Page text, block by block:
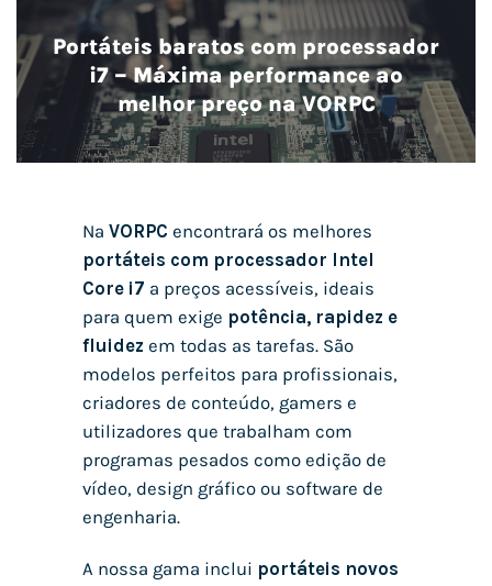
Portáteis baratos com processador
i7 – Máxima performance ao
melhor preço na VORPC
Na VORPC encontrará os melhores
portáteis com processador Intel
Core i7 a preços acessíveis, ideais
para quem exige potência, rapidez e
fluidez em todas as tarefas. São
modelos perfeitos para profissionais,
criadores de conteúdo, gamers e
utilizadores que trabalham com
programas pesados como edição de
vídeo, design gráfico ou software de
engenharia.
A nossa gama inclui portáteis novos